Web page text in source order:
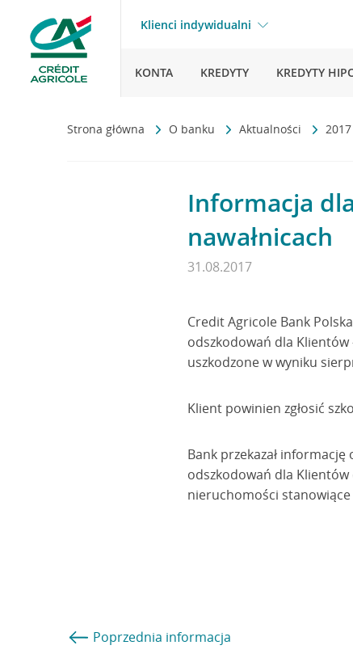
Klienci indywidualni
KONTA KREDYTY KREDYTY
Strona główna O banku Aktualności 2017
Informacja
nawałnicach
31.08.2017
Credit Agricole Bank
odszkodowań dla
uszkodzone w wyniku
Klient powinien zgłosić
Bank przekazał
odszkodowań dla
nieruchomości
Poprzednia informacja